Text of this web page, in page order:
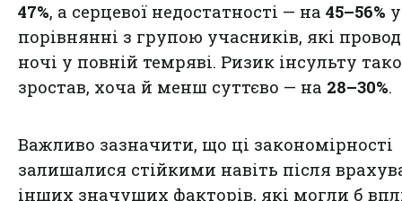
47%, а серцевої недостатності — на 45–56% у
порівнянні з групою учасників, які
ночі у повній темряві. Ризик інсульту
зростав, хоча й менш суттєво — на 28–30%.
Важливо зазначити, що ці закономірності
залишалися стійкими навіть після
інших значущих факторів, які могли б